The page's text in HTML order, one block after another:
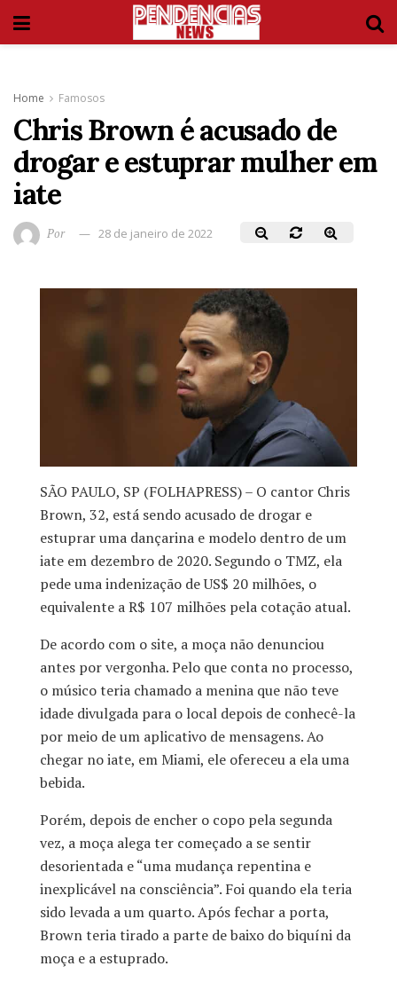
Home Famosos
Chris Brown é acusado de
drogar e estuprar mulher em
iate
Por 28 de janeiro de 2022
SÃO PAULO, SP (FOLHAPRESS) – O cantor Chris
Brown, 32, está sendo acusado de drogar e
estuprar uma dançarina e modelo dentro de um
iate em dezembro de 2020. Segundo o TMZ, ela
pede uma indenização de US$ 20 milhões, o
equivalente a R$ 107 milhões pela cotação atual.
De acordo com o site, a moça não denunciou
antes por vergonha. Pelo que conta no processo,
o músico teria chamado a menina que não teve
idade divulgada para o local depois de conhecê-la
por meio de um aplicativo de mensagens. Ao
chegar no iate, em Miami, ele ofereceu a ela uma
bebida.
Porém, depois de encher o copo pela segunda
vez, a moça alega ter começado a se sentir
desorientada e “uma mudança repentina e
inexplicável na consciência”. Foi quando ela teria
sido levada a um quarto. Após fechar a porta,
Brown teria tirado a parte de baixo do biquíni da
moça e a estuprado.